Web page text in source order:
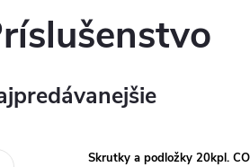
Skrutky a podložky 20kpl.